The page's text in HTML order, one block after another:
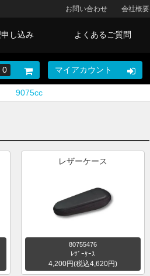
会社概要
お問い合わせ
し込み よくあるご質問
0 マイアカウント
9075cc
レザーケース
80755476
ﾚｻﾞｰｹｰｽ
4,200円(税込4,620円)